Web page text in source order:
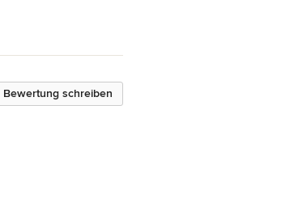
Bewertung schreiben